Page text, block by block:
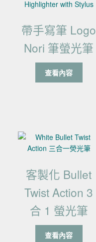
帶手寫筆 Logo
Nori 筆螢光筆
查看內容
客製化 Bullet
Twist Action 3
合 1 螢光筆
查看內容